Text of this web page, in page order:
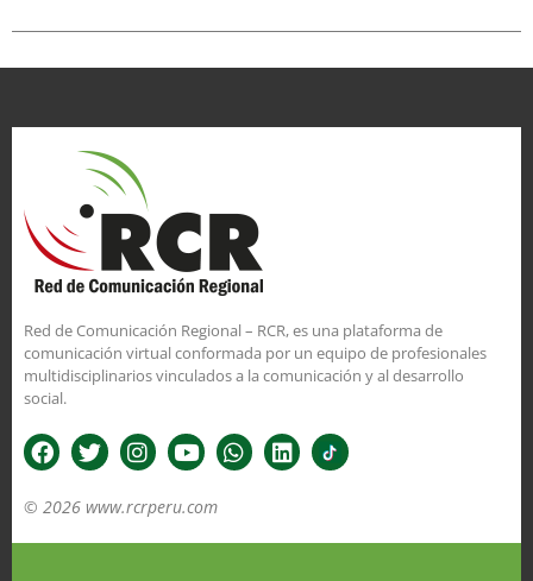
Red de Comunicación Regional – RCR, es una plataforma de
comunicación virtual conformada por un equipo de profesionales
multidisciplinarios vinculados a la comunicación y al desarrollo
social.
© 2026 www.rcrperu.com